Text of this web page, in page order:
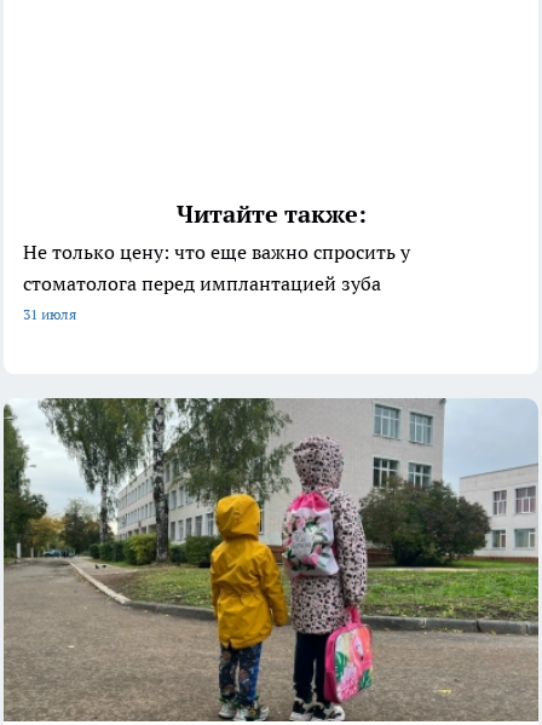
Читайте также:
Не только цену: что еще важно спросить у
стоматолога перед имплантацией зуба
31 июля